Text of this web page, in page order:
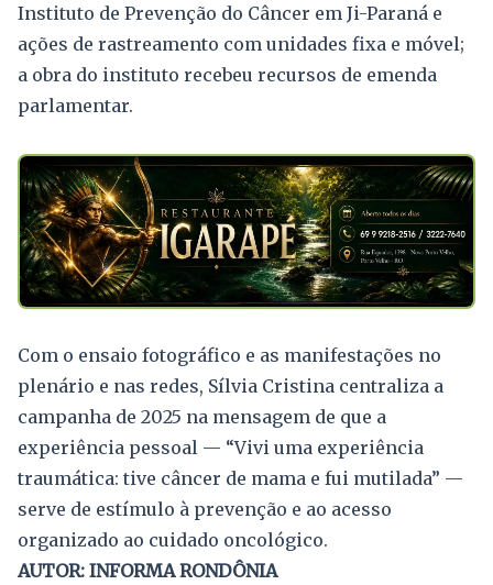
Instituto de Prevenção do Câncer em Ji-Paraná e
ações de rastreamento com unidades fixa e móvel;
a obra do instituto recebeu recursos de emenda
parlamentar.
Com o ensaio fotográfico e as manifestações no
plenário e nas redes, Sílvia Cristina centraliza a
campanha de 2025 na mensagem de que a
experiência pessoal — “Vivi uma experiência
traumática: tive câncer de mama e fui mutilada” —
serve de estímulo à prevenção e ao acesso
organizado ao cuidado oncológico.
AUTOR: INFORMA RONDÔNIA